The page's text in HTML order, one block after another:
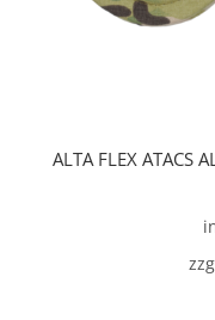
ALTA FLEX ATACS